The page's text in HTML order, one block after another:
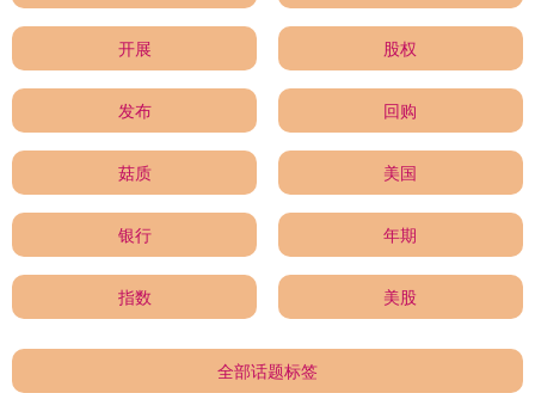
开展 股权
发布 回购
菇质 美国
银行 年期
指数 美股
全部话题标签